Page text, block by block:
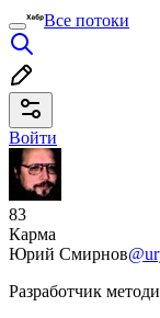
Все потоки
Войти
83
Карма
Юрий Смирнов
Разработчик